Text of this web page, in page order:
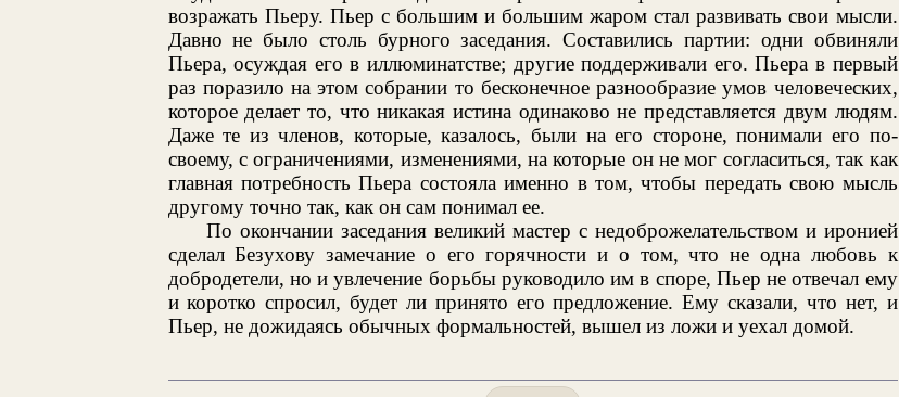
возражать Пьеру. Пьер с большим и большим жаром стал развивать свои мысли.
Давно не было столь бурного заседания. Составились партии: одни обвиняли
Пьера, осуждая его в иллюминатстве; другие поддерживали его. Пьера в первый
раз поразило на этом собрании то бесконечное разнообразие умов человеческих,
которое делает то, что никакая истина одинаково не представляется двум людям.
Даже те из членов, которые, казалось, были на его стороне, понимали его по-
своему, с ограничениями, изменениями, на которые он не мог согласиться, так как
главная потребность Пьера состояла именно в том, чтобы передать свою мысль
другому точно так, как он сам понимал ее.
По окончании заседания великий мастер с недоброжелательством и иронией
сделал Безухову замечание о его горячности и о том, что не одна любовь к
добродетели, но и увлечение борьбы руководило им в споре, Пьер не отвечал ему
и коротко спросил, будет ли принято его предложение. Ему сказали, что нет, и
Пьер, не дожидаясь обычных формальностей, вышел из ложи и уехал домой.